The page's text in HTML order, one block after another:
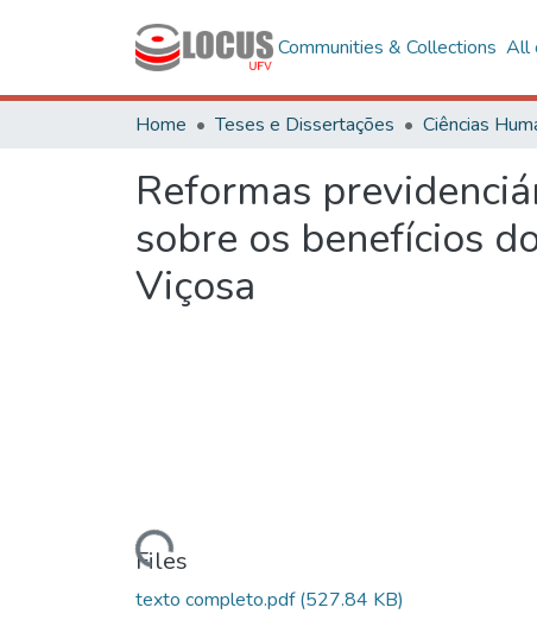
Communities & Collections All
Home Teses e Dissertações
Reformas
sobre os benefícios
Viçosa
Loading...
Files
texto completo.pdf(527.84 KB)